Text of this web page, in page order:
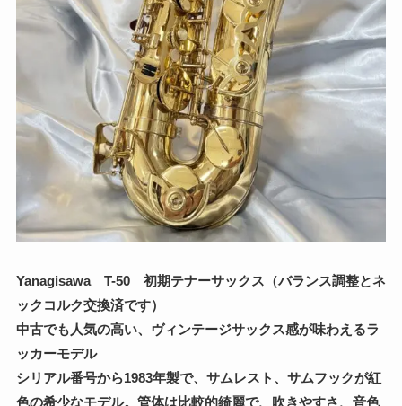
Yanagisawa T-50 初期テナーサックス（バランス調整とネ
ックコルク交換済です）
中古でも人気の高い、ヴィンテージサックス感が味わえるラ
ッカーモデル
シリアル番号から1983年製で、サムレスト、サムフックが紅
色の希少なモデル。管体は比較的綺麗で、吹きやすさ、音色